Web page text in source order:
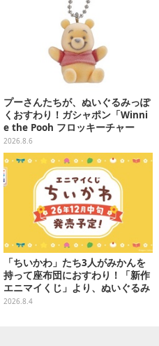
プーさんたちが、ぬいぐるみっぽ
くおすわり！ガシャポン「Winni
e the Pooh フロッキーチャー
ム」ふわふわでどれも可愛い全4
種
2026.8.6
「ちいかわ」たち3人がみかんを
持って座布団におすわり！「新作
エニマイくじ」より、ぬいぐるみ
画像が初公開
2026.8.4